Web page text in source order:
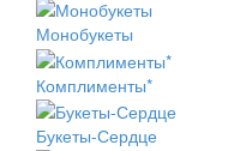
Монобукеты
Комплименты*
Букеты-Сердце